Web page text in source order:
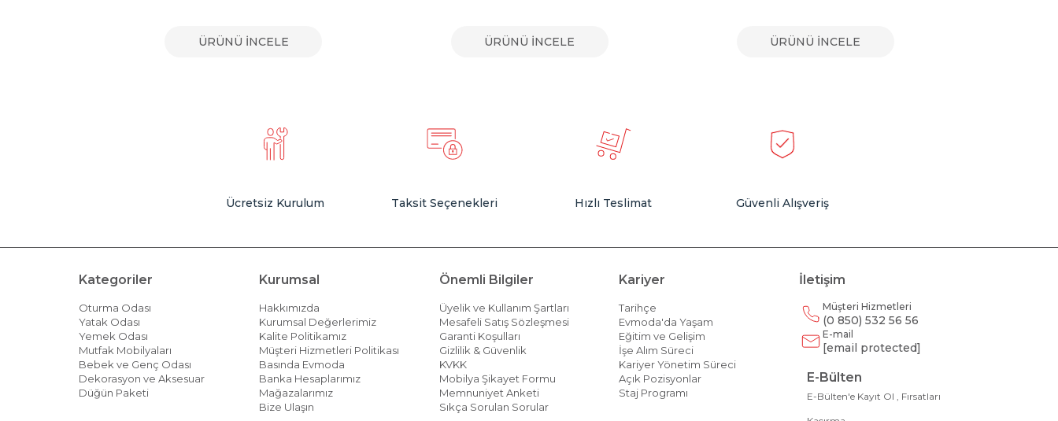
ÜRÜNÜ İNCELE ÜRÜNÜ İNCELE ÜRÜNÜ İNCELE
Ücretsiz Kurulum Taksit Seçenekleri Hızlı Teslimat Güvenli Alışveriş
Kategoriler
Oturma Odası
Yatak Odası
Yemek Odası
Mutfak Mobilyaları
Bebek ve Genç Odası
Dekorasyon ve Aksesuar
Düğün Paketi
Kurumsal
Hakkımızda
Kurumsal Değerlerimiz
Kalite Politikamız
Müşteri Hizmetleri Politikası
Basında Evmoda
Banka Hesaplarımız
Mağazalarımız
Bize Ulaşın
Önemli Bilgiler
Üyelik ve Kullanım Şartları
Mesafeli Satış Sözleşmesi
Garanti Koşulları
Gizlilik & Güvenlik
KVKK
Mobilya Şikayet Formu
Memnuniyet Anketi
Sıkça Sorulan Sorular
Kariyer
Tarihçe
Evmoda'da Yaşam
Eğitim ve Gelişim
İşe Alım Süreci
Kariyer Yönetim Süreci
Açık Pozisyonlar
Staj Programı
İletişim
Müşteri Hizmetleri
(0 850) 532 56 56
E-mail
[email protected]
E-Bülten
E-Bülten'e Kayıt Ol , Fırsatları